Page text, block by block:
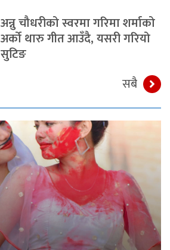
अन्नु चौधरीको स्वरमा गरिमा शर्माको
अर्को थारु गीत आउँदै, यसरी गरियो
सुटिङ
सबै